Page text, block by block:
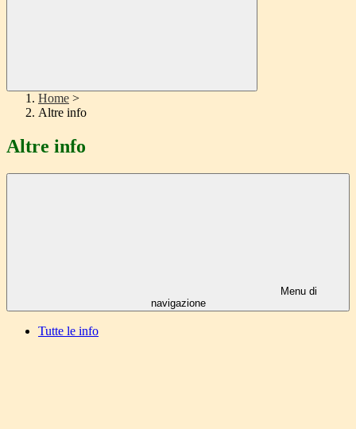
Home >
Altre info
Altre info
Menu di
navigazione
Tutte le info